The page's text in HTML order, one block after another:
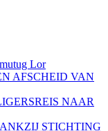
Lor
AFSCHEID VAN
NAAR
STICHTING